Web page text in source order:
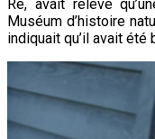
Ré, avait relevé
Muséum d’histoire
indiquait qu’il avait été